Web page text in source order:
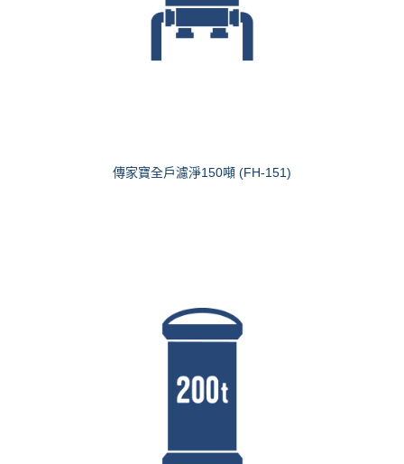
傳家寶全戶濾淨150噸 (FH-151)